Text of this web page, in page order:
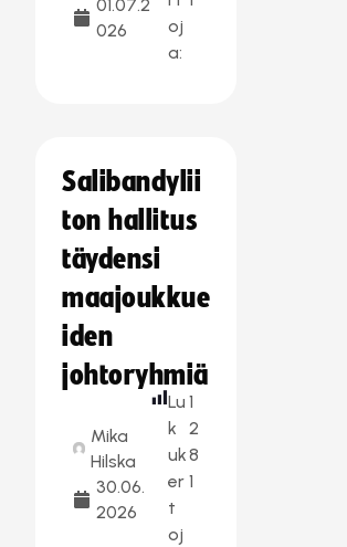
01.07.2
026
oj
a:
Salibandylii
ton hallitus
täydensi
maajoukkue
iden
johtoryhmiä
Mika
Hilska
30.06.
2026
Lu
k
uk
er
t
oj
1
2
8
1